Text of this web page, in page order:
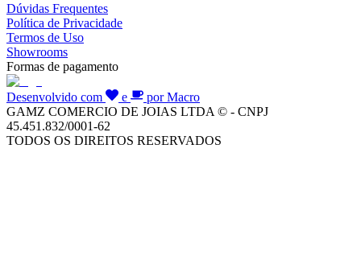
Dúvidas Frequentes
Política de Privacidade
Termos de Uso
Showrooms
Formas de pagamento
Desenvolvido com e
por Macro
GAMZ COMERCIO DE JOIAS LTDA © - CNPJ
45.451.832/0001-62
TODOS OS DIREITOS RESERVADOS